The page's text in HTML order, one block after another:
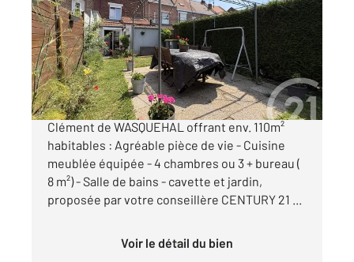
Ref : 1550
Maison à vendre
249 000 €
BELLE MAISON des années 30 - Quartier Saint
Clément de WASQUEHAL offrant env. 110m²
habitables : Agréable pièce de vie - Cuisine
meublée équipée - 4 chambres ou 3 + bureau (
8 m²) - Salle de bains - cavette et jardin,
proposée par votre conseillère CENTURY 21 ...
Voir le détail du bien